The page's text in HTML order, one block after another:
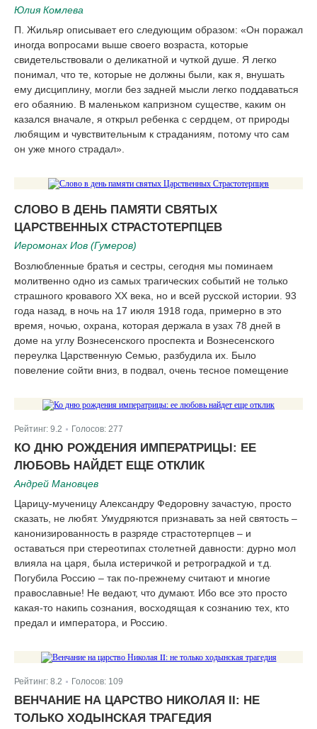
Юлия Комлева
П. Жильяр описывает его следующим образом: «Он поражал
иногда вопросами выше своего возраста, которые
свидетельствовали о деликатной и чуткой душе. Я легко
понимал, что те, которые не должны были, как я, внушать
ему дисциплину, могли без задней мысли легко поддаваться
его обаянию. В маленьком капризном существе, каким он
казался вначале, я открыл ребенка с сердцем, от природы
любящим и чувствительным к страданиям, потому что сам
он уже много страдал».
СЛОВО В ДЕНЬ ПАМЯТИ СВЯТЫХ
ЦАРСТВЕННЫХ СТРАСТОТЕРПЦЕВ
Иеромонах Иов (Гумеров)
Возлюбленные братья и сестры, сегодня мы поминаем
молитвенно одно из самых трагических событий не только
страшного кровавого XX века, но и всей русской истории. 93
года назад, в ночь на 17 июля 1918 года, примерно в это
время, ночью, охрана, которая держала в узах 78 дней в
доме на углу Вознесенского проспекта и Вознесенского
переулка Царственную Семью, разбудила их. Было
повеление сойти вниз, в подвал, очень тесное помещение
Рейтинг: 9.2 Голосов: 277
КО ДНЮ РОЖДЕНИЯ ИМПЕРАТРИЦЫ: ЕЕ
ЛЮБОВЬ НАЙДЕТ ЕЩЕ ОТКЛИК
Андрей Мановцев
Царицу-мученицу Александру Федоровну зачастую, просто
сказать, не любят. Умудряются признавать за ней святость –
канонизированность в разряде страстотерпцев – и
оставаться при стереотипах столетней давности: дурно мол
влияла на царя, была истеричкой и ретроградкой и т.д.
Погубила Россию – так по-прежнему считают и многие
православные! Не ведают, что думают. Ибо все это просто
какая-то накипь сознания, восходящая к сознанию тех, кто
предал и императора, и Россию.
Рейтинг: 8.2 Голосов: 109
ВЕНЧАНИЕ НА ЦАРСТВО НИКОЛАЯ II: НЕ
ТОЛЬКО ХОДЫНСКАЯ ТРАГЕДИЯ